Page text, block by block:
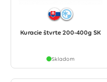
Kuracie štvrte 200-400g SK
Skladom